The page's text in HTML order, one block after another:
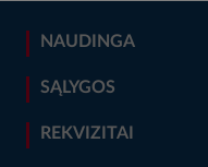
NAUDINGA
SĄLYGOS
REKVIZITAI